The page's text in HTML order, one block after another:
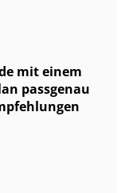
mit einem
passgenau